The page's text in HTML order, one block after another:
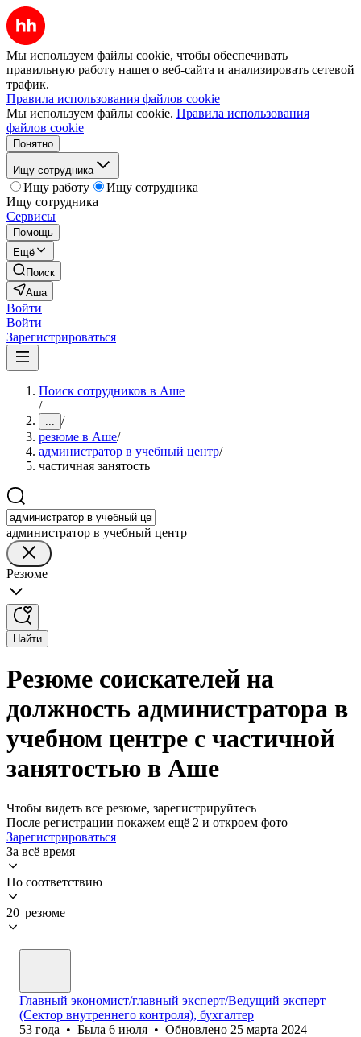
Мы используем файлы cookie, чтобы обеспечивать
правильную работу нашего веб-сайта и анализировать сетевой
трафик.
Правила использования файлов cookie
Мы используем файлы cookie. Правила использования
файлов cookie
Понятно
Ищу сотрудника
Ищу работу
Ищу сотрудника
Ищу сотрудника
Сервисы
Помощь
Ещё
Поиск
Аша
Войти
Войти
Зарегистрироваться
Поиск сотрудников в Аше
/
... /
резюме в Аше/
администратор в учебный центр/
частичная занятость
администратор в учебный центр
Резюме
Найти
Резюме соискателей на
должность администратора в
учебном центре с частичной
занятостью в Аше
Чтобы видеть все резюме, зарегистрируйтесь
После регистрации покажем ещё 2 и откроем фото
Зарегистрироваться
За всё время
По соответствию
20 резюме
Главный экономист/главный эксперт/Ведущий эксперт
(Сектор внутреннего контроля), бухгалтер
53 года • Была 6 июля • Обновлено 25 марта 2024